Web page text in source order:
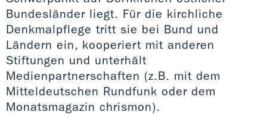
Bundesländer liegt. Für die kirchliche
Denkmalpflege tritt sie bei Bund und
Ländern ein, kooperiert mit anderen
Stiftungen und unterhält
Medienpartnerschaften (z.B. mit dem
Mitteldeutschen Rundfunk oder dem
Monatsmagazin chrismon).